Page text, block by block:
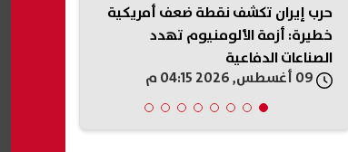
حرب إيران تكشف نقطة ضعف أمريكية
خطيرة: أزمة الألومنيوم تهدد
الصناعات الدفاعية